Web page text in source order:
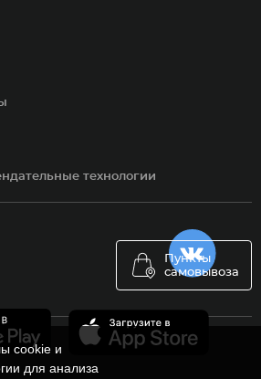
Пункты
самовывоза
технологии
cookie и
для анализа